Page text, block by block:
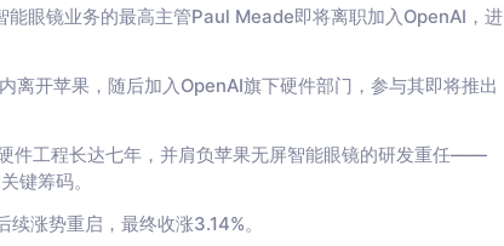
眼镜业务的最高主管Paul Meade即将离职加入OpenAI，进
开苹果，随后加入OpenAI旗下硬件部门，参与其即将推出
件工程长达七年，并肩负苹果无屏智能眼镜的研发重任——
键筹码。
涨势重启，最终收涨3.14%。